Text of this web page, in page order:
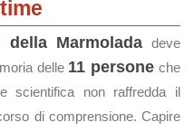
della Marmolada deve
delle 11 persone che
scientifica non raffredda il
di comprensione. Capire